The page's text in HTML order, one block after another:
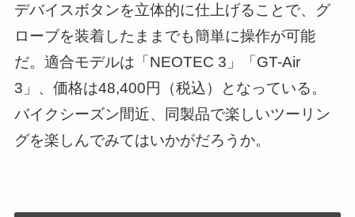
デバイスボタンを立体的に仕上げることで、グ
ローブを装着したままでも簡単に操作が可能
だ。適合モデルは「NEOTEC 3」「GT-Air
3」、価格は48,400円（税込）となっている。
バイクシーズン間近、同製品で楽しいツーリン
グを楽しんでみてはいかがだろうか。